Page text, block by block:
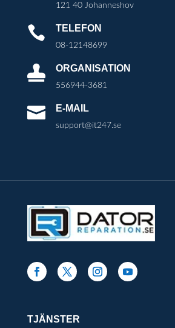
121 40 Johanneshov
 TELEFON
08-12148699
 ORGANISATION
556944-3681
 E-MAIL
support@it247.se
TJÄNSTER